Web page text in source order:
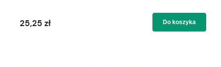
25,25 zł Do koszyka